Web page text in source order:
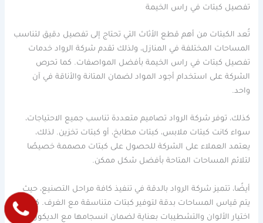
تفصيل كبتات في راس الخيمة
تُعد الكبتات من أهم قطع الأثاث التي تحتاج إلى تفصيل دقيق لتناسب
المساحات المختلفة في المنازل، ولذلك تقدم شركة الرواد خدمات
تفصيل كبتات في راس الخيمة بأفضل المواصفات. كما تحرص
الشركة على استخدام أجود المواد لضمان المتانة والأناقة في آن
واحد.
كذلك، توفر شركة الرواد تصاميم متعددة تناسب جميع الاحتياجات،
سواء كانت كبتات ملابس، كبتات مطابخ، أو كبتات تخزين. لذلك،
يعتمد العملاء على الشركة للحصول على كبتات مصممة خصيصًا
لتلائم المساحات المتاحة بأفضل شكل ممكن.
أيضًا، تتميز شركة الرواد بالدقة في تنفيذ كافة مراحل التصنيع، حيث
يتم قياس المساحات بدقة لتوفير كبتات متناسقة مع الغرف. كما يتم
اختيار الألوان والتشطيبات بعناية لضمان انسجامها مع الديكورات